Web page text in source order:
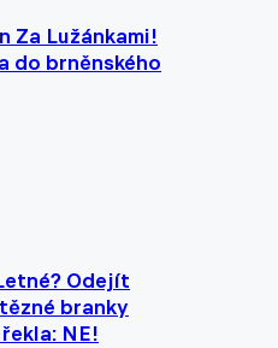
Za Lužánkami!
do brněnského
Odejít
branky
NE!